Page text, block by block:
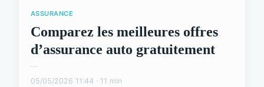
ASSURANCE
Comparez les meilleures offres
d’assurance auto gratuitement
...
05/05/2026 11:44 · 11 min